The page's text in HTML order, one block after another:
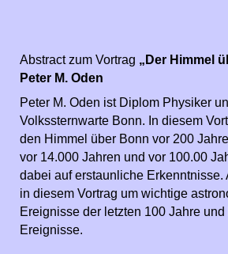
Abstract zum Vortrag „Der Himmel
Peter M. Oden
Peter M. Oden ist Diplom Physiker
Volkssternwarte Bonn. In diesem
den Himmel über Bonn vor 200
vor 14.000 Jahren und vor 100.00
dabei auf erstaunliche Erkenntnisse.
in diesem Vortrag um wichtige
Ereignisse der letzten 100 Jahre
Ereignisse.